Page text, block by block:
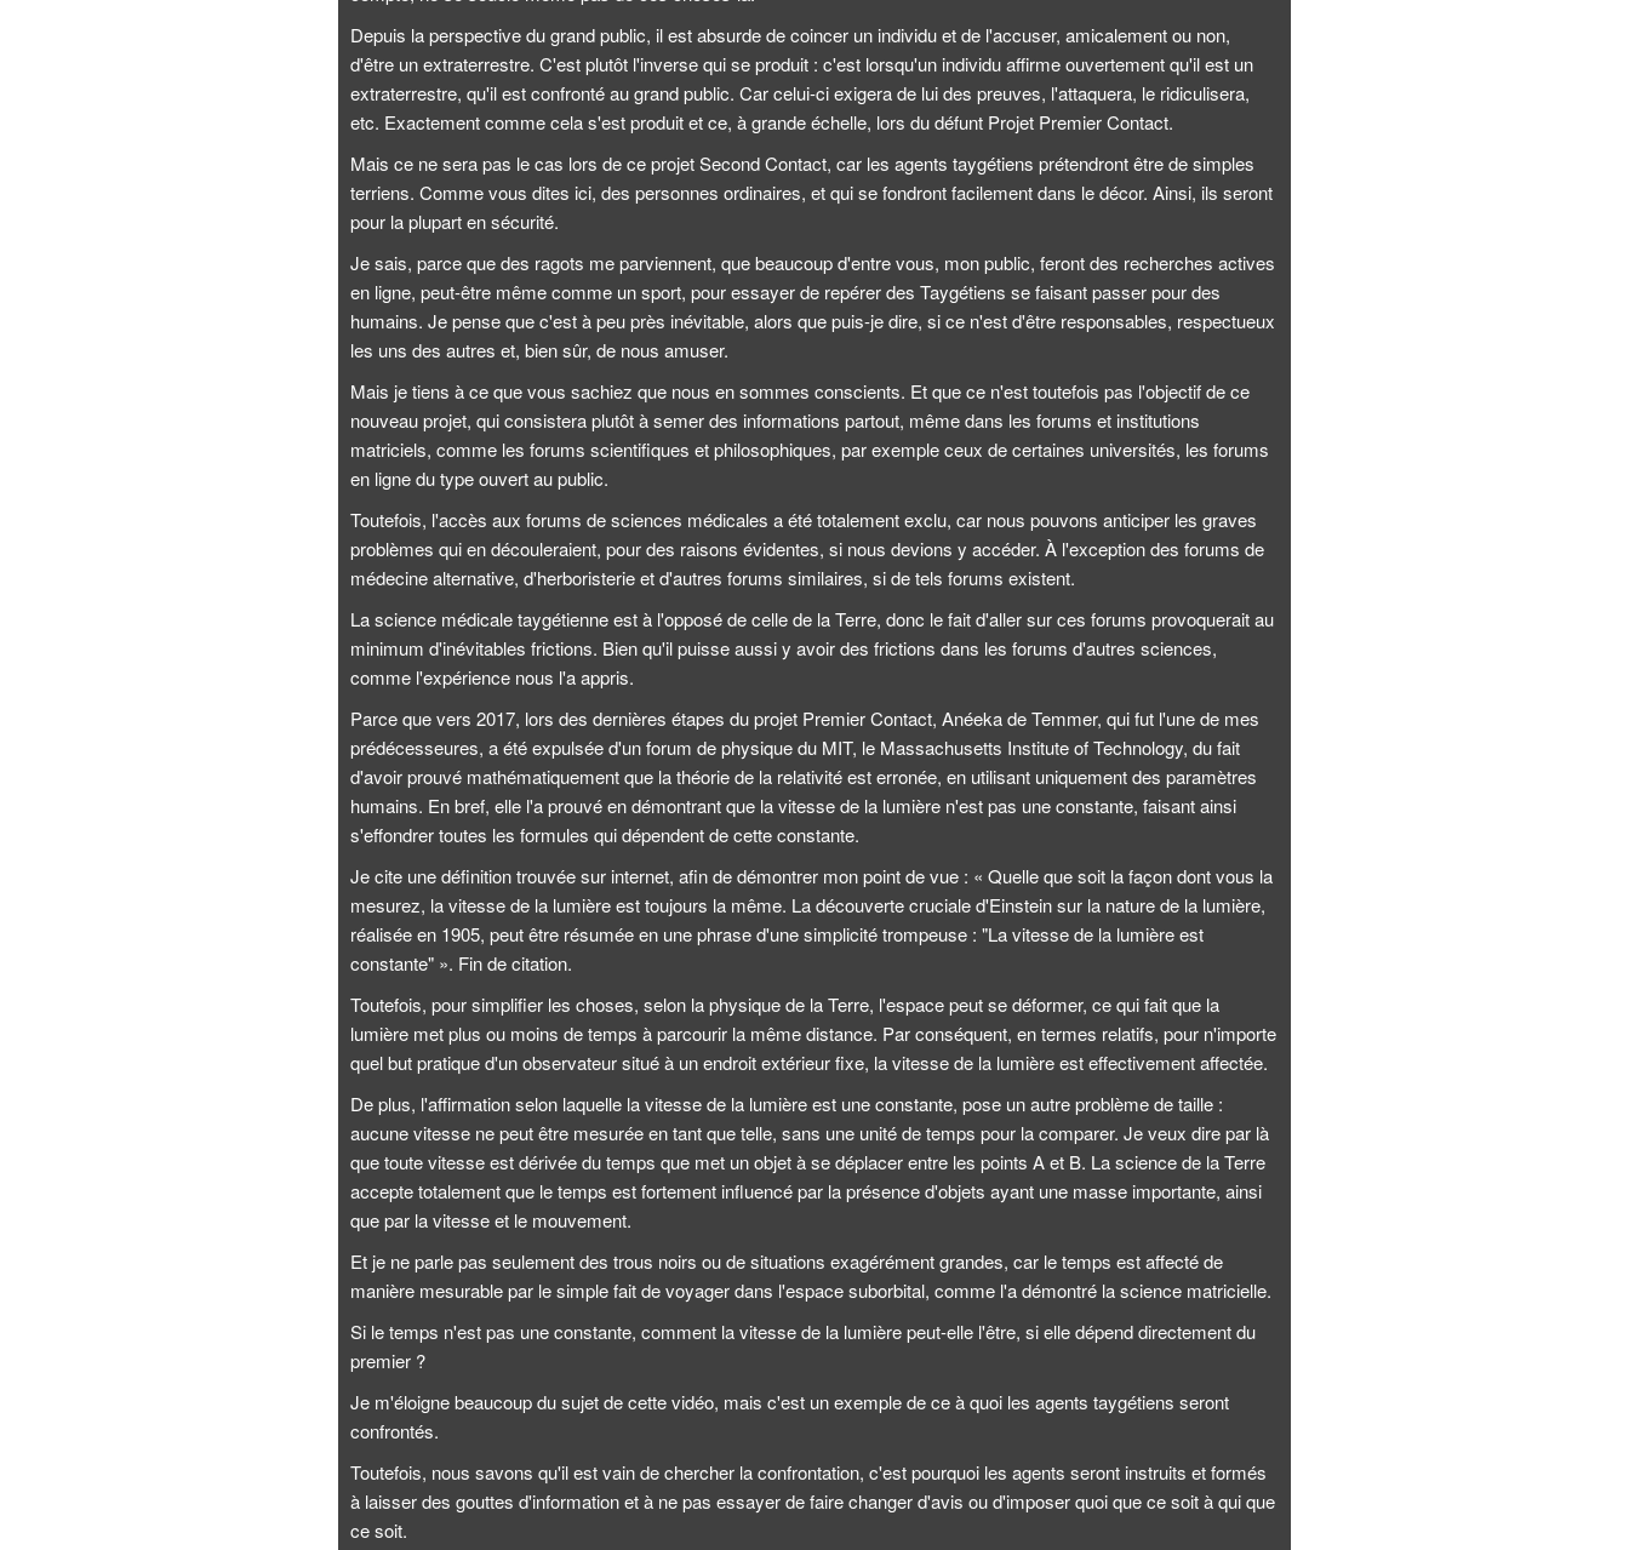
Depuis la perspective du grand public, il est absurde de coincer un individu et de l'accuser, amicalement ou non,
d'être un extraterrestre. C'est plutôt l'inverse qui se produit : c'est lorsqu'un individu affirme ouvertement qu'il est un
extraterrestre, qu'il est confronté au grand public. Car celui-ci exigera de lui des preuves, l'attaquera, le ridiculisera,
etc. Exactement comme cela s'est produit et ce, à grande échelle, lors du défunt Projet Premier Contact.
Mais ce ne sera pas le cas lors de ce projet Second Contact, car les agents taygétiens prétendront être de simples
terriens. Comme vous dites ici, des personnes ordinaires, et qui se fondront facilement dans le décor. Ainsi, ils seront
pour la plupart en sécurité.
Je sais, parce que des ragots me parviennent, que beaucoup d'entre vous, mon public, feront des recherches actives
en ligne, peut-être même comme un sport, pour essayer de repérer des Taygétiens se faisant passer pour des
humains. Je pense que c'est à peu près inévitable, alors que puis-je dire, si ce n'est d'être responsables, respectueux
les uns des autres et, bien sûr, de nous amuser.
Mais je tiens à ce que vous sachiez que nous en sommes conscients. Et que ce n'est toutefois pas l'objectif de ce
nouveau projet, qui consistera plutôt à semer des informations partout, même dans les forums et institutions
matriciels, comme les forums scientifiques et philosophiques, par exemple ceux de certaines universités, les forums
en ligne du type ouvert au public.
Toutefois, l'accès aux forums de sciences médicales a été totalement exclu, car nous pouvons anticiper les graves
problèmes qui en découleraient, pour des raisons évidentes, si nous devions y accéder. À l'exception des forums de
médecine alternative, d'herboristerie et d'autres forums similaires, si de tels forums existent.
La science médicale taygétienne est à l'opposé de celle de la Terre, donc le fait d'aller sur ces forums provoquerait au
minimum d'inévitables frictions. Bien qu'il puisse aussi y avoir des frictions dans les forums d'autres sciences,
comme l'expérience nous l'a appris.
Parce que vers 2017, lors des dernières étapes du projet Premier Contact, Anéeka de Temmer, qui fut l'une de mes
prédécesseures, a été expulsée d'un forum de physique du MIT, le Massachusetts Institute of Technology, du fait
d'avoir prouvé mathématiquement que la théorie de la relativité est erronée, en utilisant uniquement des paramètres
humains. En bref, elle l'a prouvé en démontrant que la vitesse de la lumière n'est pas une constante, faisant ainsi
s'effondrer toutes les formules qui dépendent de cette constante.
Je cite une définition trouvée sur internet, afin de démontrer mon point de vue : « Quelle que soit la façon dont vous la
mesurez, la vitesse de la lumière est toujours la même. La découverte cruciale d'Einstein sur la nature de la lumière,
réalisée en 1905, peut être résumée en une phrase d'une simplicité trompeuse : "La vitesse de la lumière est
constante" ». Fin de citation.
Toutefois, pour simplifier les choses, selon la physique de la Terre, l'espace peut se déformer, ce qui fait que la
lumière met plus ou moins de temps à parcourir la même distance. Par conséquent, en termes relatifs, pour n'importe
quel but pratique d'un observateur situé à un endroit extérieur fixe, la vitesse de la lumière est effectivement affectée.
De plus, l'affirmation selon laquelle la vitesse de la lumière est une constante, pose un autre problème de taille :
aucune vitesse ne peut être mesurée en tant que telle, sans une unité de temps pour la comparer. Je veux dire par là
que toute vitesse est dérivée du temps que met un objet à se déplacer entre les points A et B. La science de la Terre
accepte totalement que le temps est fortement influencé par la présence d'objets ayant une masse importante, ainsi
que par la vitesse et le mouvement.
Et je ne parle pas seulement des trous noirs ou de situations exagérément grandes, car le temps est affecté de
manière mesurable par le simple fait de voyager dans l'espace suborbital, comme l'a démontré la science matricielle.
Si le temps n'est pas une constante, comment la vitesse de la lumière peut-elle l'être, si elle dépend directement du
premier ?
Je m'éloigne beaucoup du sujet de cette vidéo, mais c'est un exemple de ce à quoi les agents taygétiens seront
confrontés.
Toutefois, nous savons qu'il est vain de chercher la confrontation, c'est pourquoi les agents seront instruits et formés
à laisser des gouttes d'information et à ne pas essayer de faire changer d'avis ou d'imposer quoi que ce soit à qui que
ce soit.